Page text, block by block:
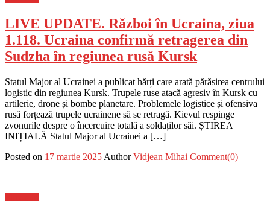
LIVE UPDATE. Război în Ucraina, ziua
1.118. Ucraina confirmă retragerea din
Sudzha în regiunea rusă Kursk
Statul Major al Ucrainei a publicat hărți care arată părăsirea centrului
logistic din regiunea Kursk. Trupele ruse atacă agresiv în Kursk cu
artilerie, drone și bombe planetare. Problemele logistice și ofensiva
rusă forțează trupele ucrainene să se retragă. Kievul respinge
zvonurile despre o încercuire totală a soldaților săi. ȘTIREA
INIȚIALĂ Statul Major al Ucrainei a […]
Posted on 17 martie 2025 Author Vidjean Mihai Comment(0)